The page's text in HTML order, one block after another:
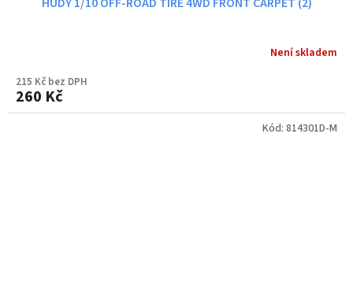
Není skladem
215 Kč bez DPH
260 Kč
Kód: 814301D-M